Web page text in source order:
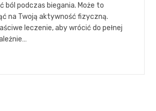
ból podczas biegania. Może to
na Twoją aktywność fizyczną.
leczenie, aby wrócić do pełnej